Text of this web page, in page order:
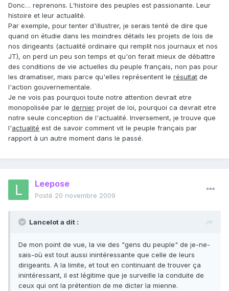
Donc… reprenons. L'histoire des peuples est passionante. Leur
histoire et leur actualité.
Par exemple, pour tenter d'illustrer, je serais tenté de dire que
quand on étudie dans les moindres détails les projets de lois de
nos dirigeants (actualité ordinaire qui remplit nos journaux et nos
JT), on perd un peu son temps et qu'on ferait mieux de débattre
des conditions de vie actuelles du peuple français, non pas pour
les dramatiser, mais parce qu'elles représentent le résultat de
l'action gouvernementale.
Je ne vois pas pourquoi toute notre attention devrait etre
monopolisée par le dernier projet de loi, pourquoi ca devrait etre
notre seule conception de l'actualité. Inversement, je trouve que
l'actualité est de savoir comment vit le peuple français par
rapport à un autre moment dans le passé.
Leepose
Posté 20 novembre 2009
Lancelot a dit :
De mon point de vue, la vie des "gens du peuple" de je-ne-
sais-où est tout aussi inintéressante que celle de leurs
dirigeants. A la limite, et tout en continuant de trouver ça
inintéressant, il est légitime que je surveille la conduite de
ceux qui ont la prétention de me dicter la mienne.